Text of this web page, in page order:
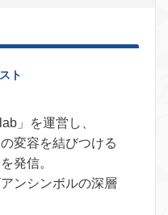
」を運営し、
変容を結びつける
発信。
ンシンボルの深層